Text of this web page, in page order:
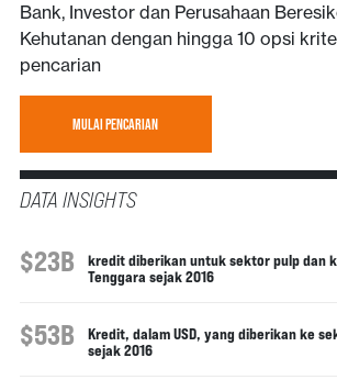
Bank, Investor dan Perusahaan
Kehutanan dengan hingga 10 opsi
pencarian
MULAI PENCARIAN
DATA INSIGHTS
$23B
kredit diberikan untuk sektor pulp dan
Tenggara sejak 2016
$53B
Kredit, dalam USD, yang diberikan ke
sejak 2016